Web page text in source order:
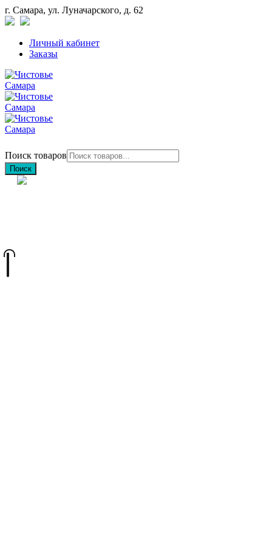
г. Самара, ул. Луначарского, д. 62
Личный кабинет
Заказы
Поиск товаров
Поиск